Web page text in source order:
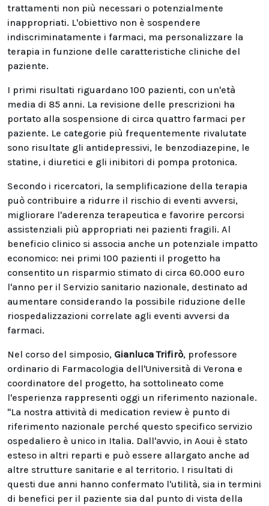
trattamenti non più necessari o potenzialmente
inappropriati. L'obiettivo non è sospendere
indiscriminatamente i farmaci, ma personalizzare la
terapia in funzione delle caratteristiche cliniche del
paziente.
I primi risultati riguardano 100 pazienti, con un'età
media di 85 anni. La revisione delle prescrizioni ha
portato alla sospensione di circa quattro farmaci per
paziente. Le categorie più frequentemente rivalutate
sono risultate gli antidepressivi, le benzodiazepine, le
statine, i diuretici e gli inibitori di pompa protonica.
Secondo i ricercatori, la semplificazione della terapia
può contribuire a ridurre il rischio di eventi avversi,
migliorare l'aderenza terapeutica e favorire percorsi
assistenziali più appropriati nei pazienti fragili. Al
beneficio clinico si associa anche un potenziale impatto
economico: nei primi 100 pazienti il progetto ha
consentito un risparmio stimato di circa 60.000 euro
l'anno per il Servizio sanitario nazionale, destinato ad
aumentare considerando la possibile riduzione delle
riospedalizzazioni correlate agli eventi avversi da
farmaci.
Nel corso del simposio, Gianluca Trifirò, professore
ordinario di Farmacologia dell'Università di Verona e
coordinatore del progetto, ha sottolineato come
l'esperienza rappresenti oggi un riferimento nazionale.
"La nostra attività di medication review è punto di
riferimento nazionale perché questo specifico servizio
ospedaliero è unico in Italia. Dall'avvio, in Aoui è stato
esteso in altri reparti e può essere allargato anche ad
altre strutture sanitarie e al territorio. I risultati di
questi due anni hanno confermato l'utilità, sia in termini
di benefici per il paziente sia dal punto di vista della